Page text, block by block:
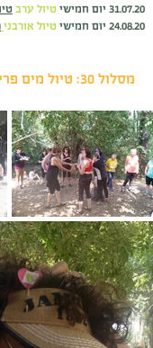
31.07.20 יום חמישי
טיול ערב
24.08.20 יום חמישי
טיול אורבני
מסלול 30: טיול מים פרידה מהקיץ ב בניאס